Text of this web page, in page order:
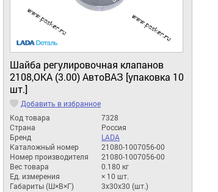
Шайба регулировочная клапанов
2108,ОКА (3.00) АвтоВАЗ [упаковка 10
шт.]
Добавить в избранное
Код товара
7328
Страна
Россия
Бренд
LADA
Каталожный номер
21080-1007056-00
Номер производителя
21080-1007056-00
Вес товара
0.180 кг
Ед. измерения
× 10 шт.
Габариты (Ш×В×Г)
3x30x30 (шт.)